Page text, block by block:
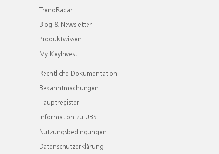
TrendRadar
Blog & Newsletter
Produktwissen
My KeyInvest
Rechtliche Dokumentation
Bekanntmachungen
Hauptregister
Information zu UBS
Nutzungsbedingungen
Datenschutzerklärung